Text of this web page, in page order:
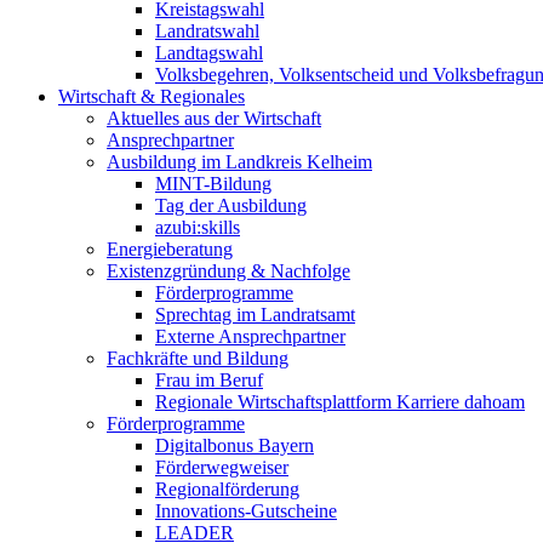
Kreistagswahl
Landratswahl
Landtagswahl
Volksbegehren, Volksentscheid und
Wirtschaft & Regionales
Aktuelles aus der Wirtschaft
Ansprechpartner
Ausbildung im Landkreis Kelheim
MINT-Bildung
Tag der Ausbildung
azubi:skills
Energieberatung
Existenzgründung & Nachfolge
Förderprogramme
Sprechtag im Landratsamt
Externe Ansprechpartner
Fachkräfte und Bildung
Frau im Beruf
Regionale Wirtschaftsplattform Karriere dahoam
Förderprogramme
Digitalbonus Bayern
Förderwegweiser
Regionalförderung
Innovations-Gutscheine
LEADER